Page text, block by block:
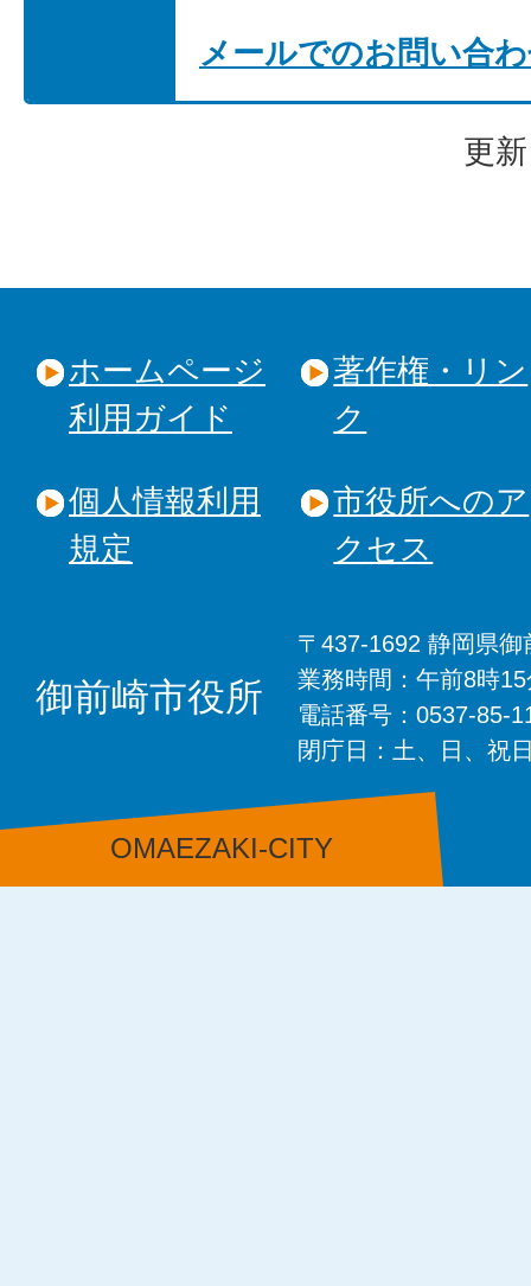
メールでのお問い合
更
ホームページ
利用ガイド
著作権・リン
ク
個人情報利用
規定
市役所へのア
クセス
御前崎市役所
〒437-1692 静岡県
業務時間：午前8時
電話番号：0537-85-
閉庁日：土、日、祝
OMAEZAKI-CITY